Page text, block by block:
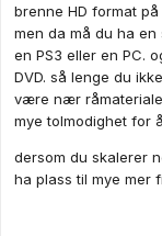
brenne HD format på
men da må du ha
en PS3 eller en PC.
DVD. så lenge du
være nær
mye tolmodighet for
dersom du skalerer
ha plass til mye mer